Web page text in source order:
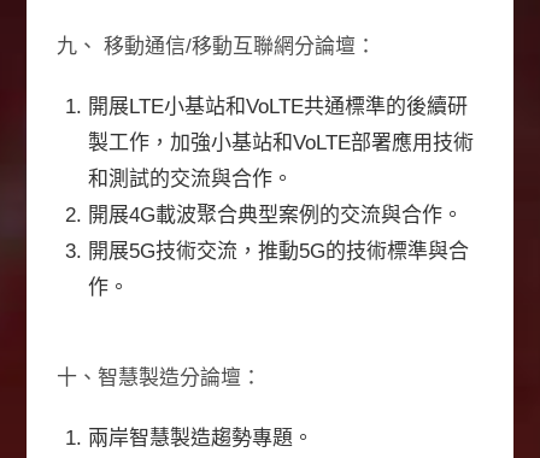
九、 移動通信/移動互聯網分論壇：
開展LTE小基站和VoLTE共通標準的後續研
製工作，加強小基站和VoLTE部署應用技術
和測試的交流與合作。
開展4G載波聚合典型案例的交流與合作。
開展5G技術交流，推動5G的技術標準與合
作。
十、智慧製造分論壇：
兩岸智慧製造趨勢專題。